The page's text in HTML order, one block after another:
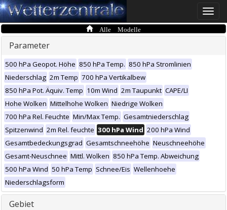
Toggle
Alle Modelle
Parameter
500 hPa Geopot. Höhe 850 hPa Temp. 850 hPa Stromlinien
Niederschlag 2m Temp 700 hPa Vertikalbew
850 hPa Pot. Äquiv. Temp 10m Wind 2m Taupunkt CAPE/LI
Hohe Wolken Mittelhohe Wolken Niedrige Wolken
700 hPa Rel. Feuchte Min/Max Temp. Gesamtniederschlag
Spitzenwind 2m Rel. feuchte 300 hPa Wind 200 hPa Wind
Gesamtbedeckungsgrad Gesamtschneehöhe Neuschneehöhe
Gesamt-Neuschnee Mittl. Wolken 850 hPa Temp. Abweichung
500 hPa Wind 50 hPa Temp Schnee/Eis Wellenhoehe
Niederschlagsform
Gebiet